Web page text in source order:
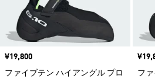
価格
¥19,800
ファイブテン ハイアングル プロ
価格
フ